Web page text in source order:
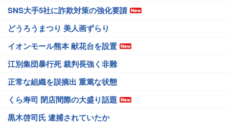
SNS大手5社に詐欺対策の強化要請
どうろうまつり 美人画ずらり
イオンモール熊本 献花台を設置
江別集団暴行死 裁判長強く非難
正常な組織を誤摘出 重篤な状態
くら寿司 閉店間際の大盛り話題
黒木啓司氏 逮捕されていたか